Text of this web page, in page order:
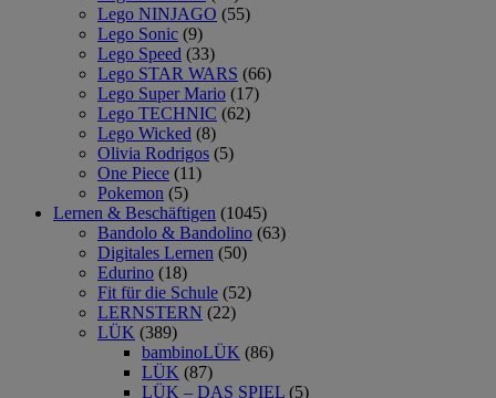
Lego NINJAGO (55)
Lego Sonic (9)
Lego Speed (33)
Lego STAR WARS (66)
Lego Super Mario (17)
Lego TECHNIC (62)
Lego Wicked (8)
Olivia Rodrigos (5)
One Piece (11)
Pokemon (5)
Lernen & Beschäftigen (1045)
Bandolo & Bandolino (63)
Digitales Lernen (50)
Edurino (18)
Fit für die Schule (52)
LERNSTERN (22)
LÜK (389)
bambinoLÜK (86)
LÜK (87)
LÜK – DAS SPIEL (5)